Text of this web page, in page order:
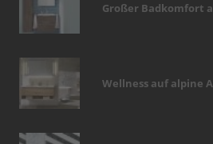
Großer Badkomfort
Wellness auf alpine